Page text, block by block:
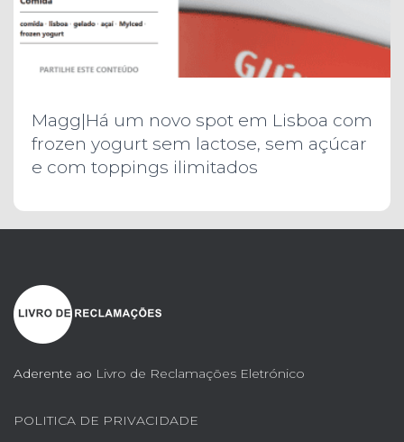
Magg|Há um novo spot em Lisboa com
frozen yogurt sem lactose, sem açúcar
e com toppings ilimitados
Aderente ao Livro de Reclamações Eletrónico
POLITICA DE PRIVACIDADE